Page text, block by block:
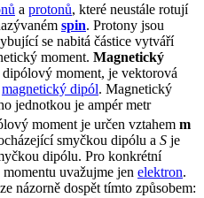
a protonů, které neustále rotují
spin. Protony jsou
se nabitá částice vytváří
moment. Magnetický
moment, je vektorová
magnetický dipól. Magnetický
jednotkou je ampér metr
moment je určen vztahem m
smyčkou dipólu a S je
dipólu. Pro konkrétní
uvažujme jen elektron.
názorně dospět tímto způsobem: